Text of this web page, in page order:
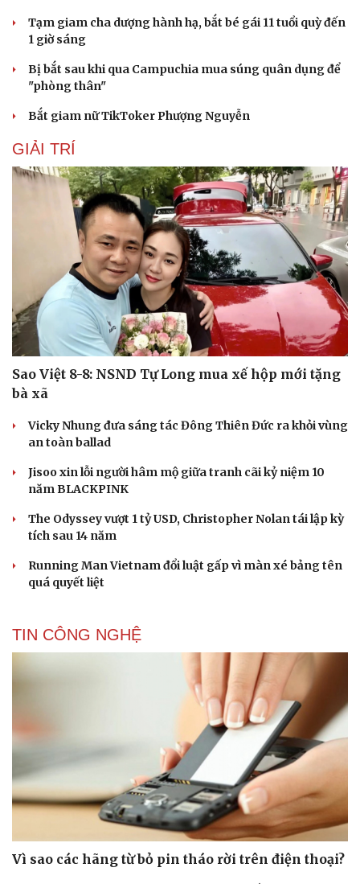
Tạm giam cha dượng hành hạ, bắt bé gái 11 tuổi quỳ đến
1 giờ sáng
Bị bắt sau khi qua Campuchia mua súng quân dụng để
"phòng thân"
Bắt giam nữ TikToker Phượng Nguyễn
GIẢI TRÍ
Sao Việt 8-8: NSND Tự Long mua xế hộp mới tặng
bà xã
Vicky Nhung đưa sáng tác Đông Thiên Đức ra khỏi vùng
an toàn ballad
Jisoo xin lỗi người hâm mộ giữa tranh cãi kỷ niệm 10
năm BLACKPINK
The Odyssey vượt 1 tỷ USD, Christopher Nolan tái lập kỳ
tích sau 14 năm
Running Man Vietnam đổi luật gấp vì màn xé bảng tên
quá quyết liệt
TIN CÔNG NGHỆ
Vì sao các hãng từ bỏ pin tháo rời trên điện thoại?